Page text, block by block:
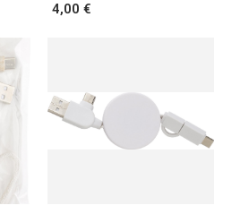
4,00 €